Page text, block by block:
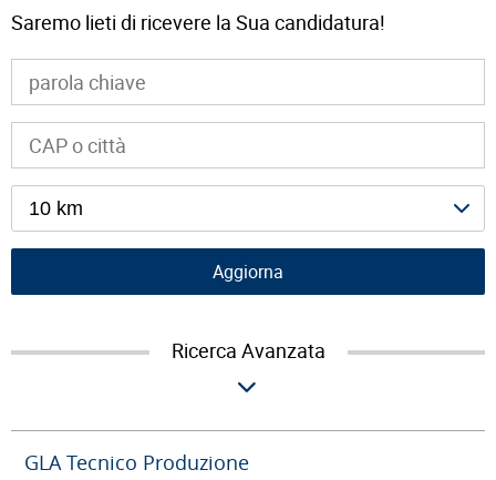
Saremo lieti di ricevere la Sua candidatura!
10 km
Aggiorna
Ricerca Avanzata
GLA Tecnico Produzione